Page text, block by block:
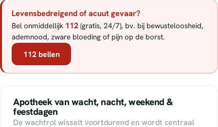
Levensbedreigend of acuut gevaar?
Bel onmiddellijk 112 (gratis, 24/7), bv. bij bewusteloosheid,
ademnood, zware bloeding of pijn op de borst.
112 bellen
Apotheek van wacht, nacht, weekend &
feestdagen
De wachtrol wisselt voortdurend en wordt centraal